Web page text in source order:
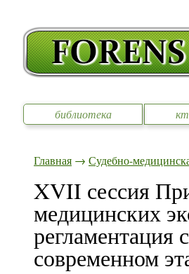
библиотека
Главная → Судебно-
XVII сессия
медицинских
регламентация
современном